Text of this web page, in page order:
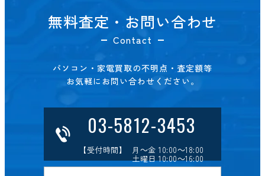
無料査定・お問い合わせ
Contact
パソコン・家電買取の不明点・査定額等
お気軽にお問い合わせください。
03-5812-3453
【受付時間】 月～金 10:00～18:00
土曜日 10:00～16:00